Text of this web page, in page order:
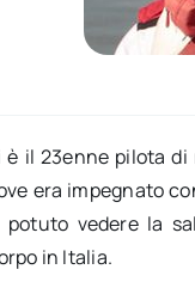
è il 23enne pilota
era impegnato
potuto vedere la
in Italia.